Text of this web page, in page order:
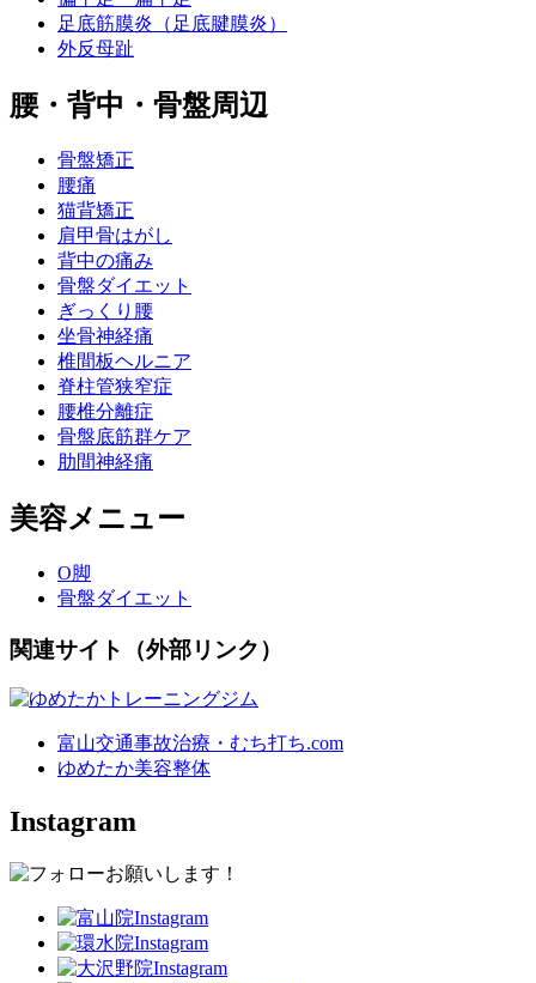
足底筋膜炎（足底腱膜炎）
外反母趾
腰・背中・骨盤周辺
骨盤矯正
腰痛
猫背矯正
肩甲骨はがし
背中の痛み
骨盤ダイエット
ぎっくり腰
坐骨神経痛
椎間板ヘルニア
脊柱管狭窄症
腰椎分離症
骨盤底筋群ケア
肋間神経痛
美容メニュー
O脚
骨盤ダイエット
関連サイト（外部リンク）
富山交通事故治療・むち打ち.com
ゆめたか美容整体
Instagram